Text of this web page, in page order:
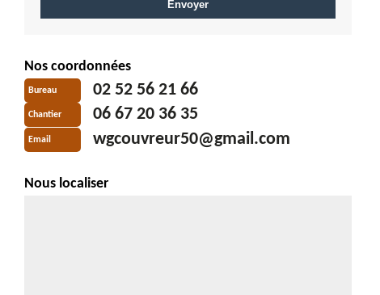
Nos coordonnées
Bureau 02 52 56 21 66
Chantier 06 67 20 36 35
Email wgcouvreur50@gmail.com
Nous localiser